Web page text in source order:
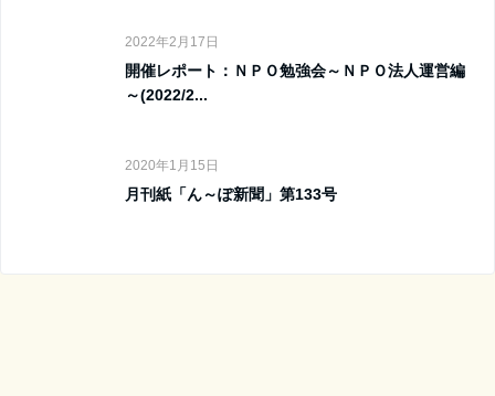
2022年2月17日
開催レポート：ＮＰＯ勉強会～ＮＰＯ法人運営編
～(2022/2...
2020年1月15日
月刊紙「ん～ぽ新聞」第133号